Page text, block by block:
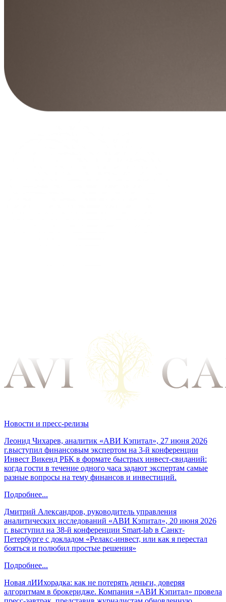
Новости и пресс-релизы
Леонид Чихарев, аналитик «АВИ Кэпитал», 27 июня 2026
г.выступил финансовым экспертом на 3-й конференции
Инвест Викенд РБК в формате быстрых инвест-свиданий:
когда гости в течение одного часа задают экспертам самые
разные вопросы на тему финансов и инвестиций.
Подробнее...
Дмитрий Александров, руководитель управления
аналитических исследований «АВИ Кэпитал», 20 июня 2026
г. выступил на 38-й конференции Smart-lab в Санкт-
Петербурге с докладом «Релакс-инвест, или как я перестал
бояться и полюбил простые решения»
Подробнее...
Новая лИИхорадка: как не потерять деньги, доверяя
алгоритмам в брокеридже. Компания «АВИ Кэпитал» провела